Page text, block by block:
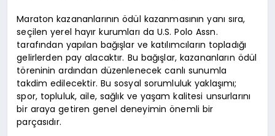
Maraton kazananlarının ödül kazanmasının yanı sıra,
seçilen yerel hayır kurumları da U.S. Polo Assn.
tarafından yapılan bağışlar ve katılımcıların topladığı
gelirlerden pay alacaktır. Bu bağışlar, kazananların ödül
töreninin ardından düzenlenecek canlı sunumla
takdim edilecektir. Bu sosyal sorumluluk yaklaşımı;
spor, topluluk, aile, sağlık ve yaşam kalitesi unsurlarını
bir araya getiren genel deneyimin önemli bir
parçasıdır.